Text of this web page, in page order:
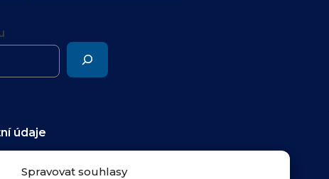
Spravovat souhlasy
údaje